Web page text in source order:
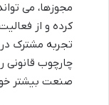
مجوزها، می
کرده و از
تجربه مشترک
چارچوب قانونی
صنعت بیشتر